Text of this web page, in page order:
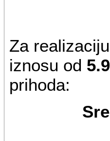
Za
iznosu od
prihoda: